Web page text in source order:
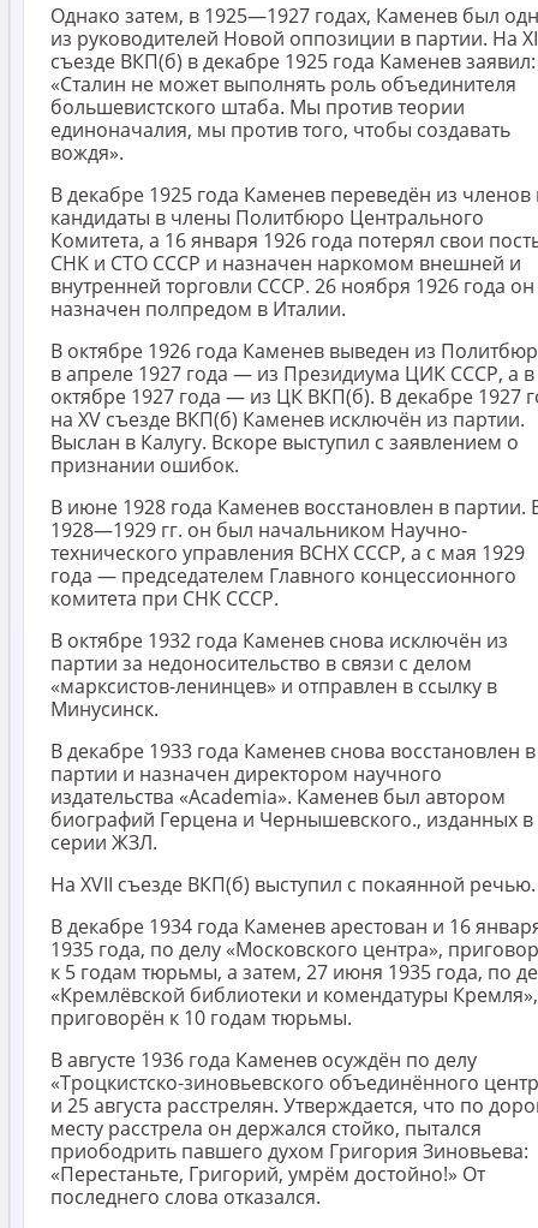
Однако затем, в 1925—1927 годах, Каменев был
из руководителей Новой оппозиции в партии. На
съезде ВКП(б) в декабре 1925 года Каменев заявил:
«Сталин не может выполнять роль объединителя
большевистского штаба. Мы против теории
единоначалия, мы против того, чтобы создавать
вождя».
В декабре 1925 года Каменев переведён из членов
кандидаты в члены Политбюро Центрального
Комитета, а 16 января 1926 года потерял свои
СНК и СТО СССР и назначен наркомом внешней и
внутренней торговли СССР. 26 ноября 1926 года он
назначен полпредом в Италии.
В октябре 1926 года Каменев выведен из
в апреле 1927 года — из Президиума ЦИК СССР, а в
октябре 1927 года — из ЦК ВКП(б). В декабре 1927
на XV съезде ВКП(б) Каменев исключён из партии.
Выслан в Калугу. Вскоре выступил с заявлением о
признании ошибок.
В июне 1928 года Каменев восстановлен в партии.
1928—1929 гг. он был начальником Научно-
технического управления ВСНХ СССР, а с мая 1929
года — председателем Главного концессионного
комитета при СНК СССР.
В октябре 1932 года Каменев снова исключён из
партии за недоносительство в связи с делом
«марксистов-ленинцев» и отправлен в ссылку в
Минусинск.
В декабре 1933 года Каменев снова восстановлен в
партии и назначен директором научного
издательства «Academia». Каменев был автором
биографий Герцена и Чернышевского., изданных в
серии ЖЗЛ.
На XVII съезде ВКП(б) выступил с покаянной речью.
В декабре 1934 года Каменев арестован и 16
1935 года, по делу «Московского центра»,
к 5 годам тюрьмы, а затем, 27 июня 1935 года, по
«Кремлёвской библиотеки и комендатуры
приговорён к 10 годам тюрьмы.
В августе 1936 года Каменев осуждён по делу
«Троцкистско-зиновьевского объединённого
и 25 августа расстрелян. Утверждается, что по
месту расстрела он держался стойко, пытался
приободрить павшего духом Григория Зиновьева:
«Перестаньте, Григорий, умрём достойно!» От
последнего слова отказался.